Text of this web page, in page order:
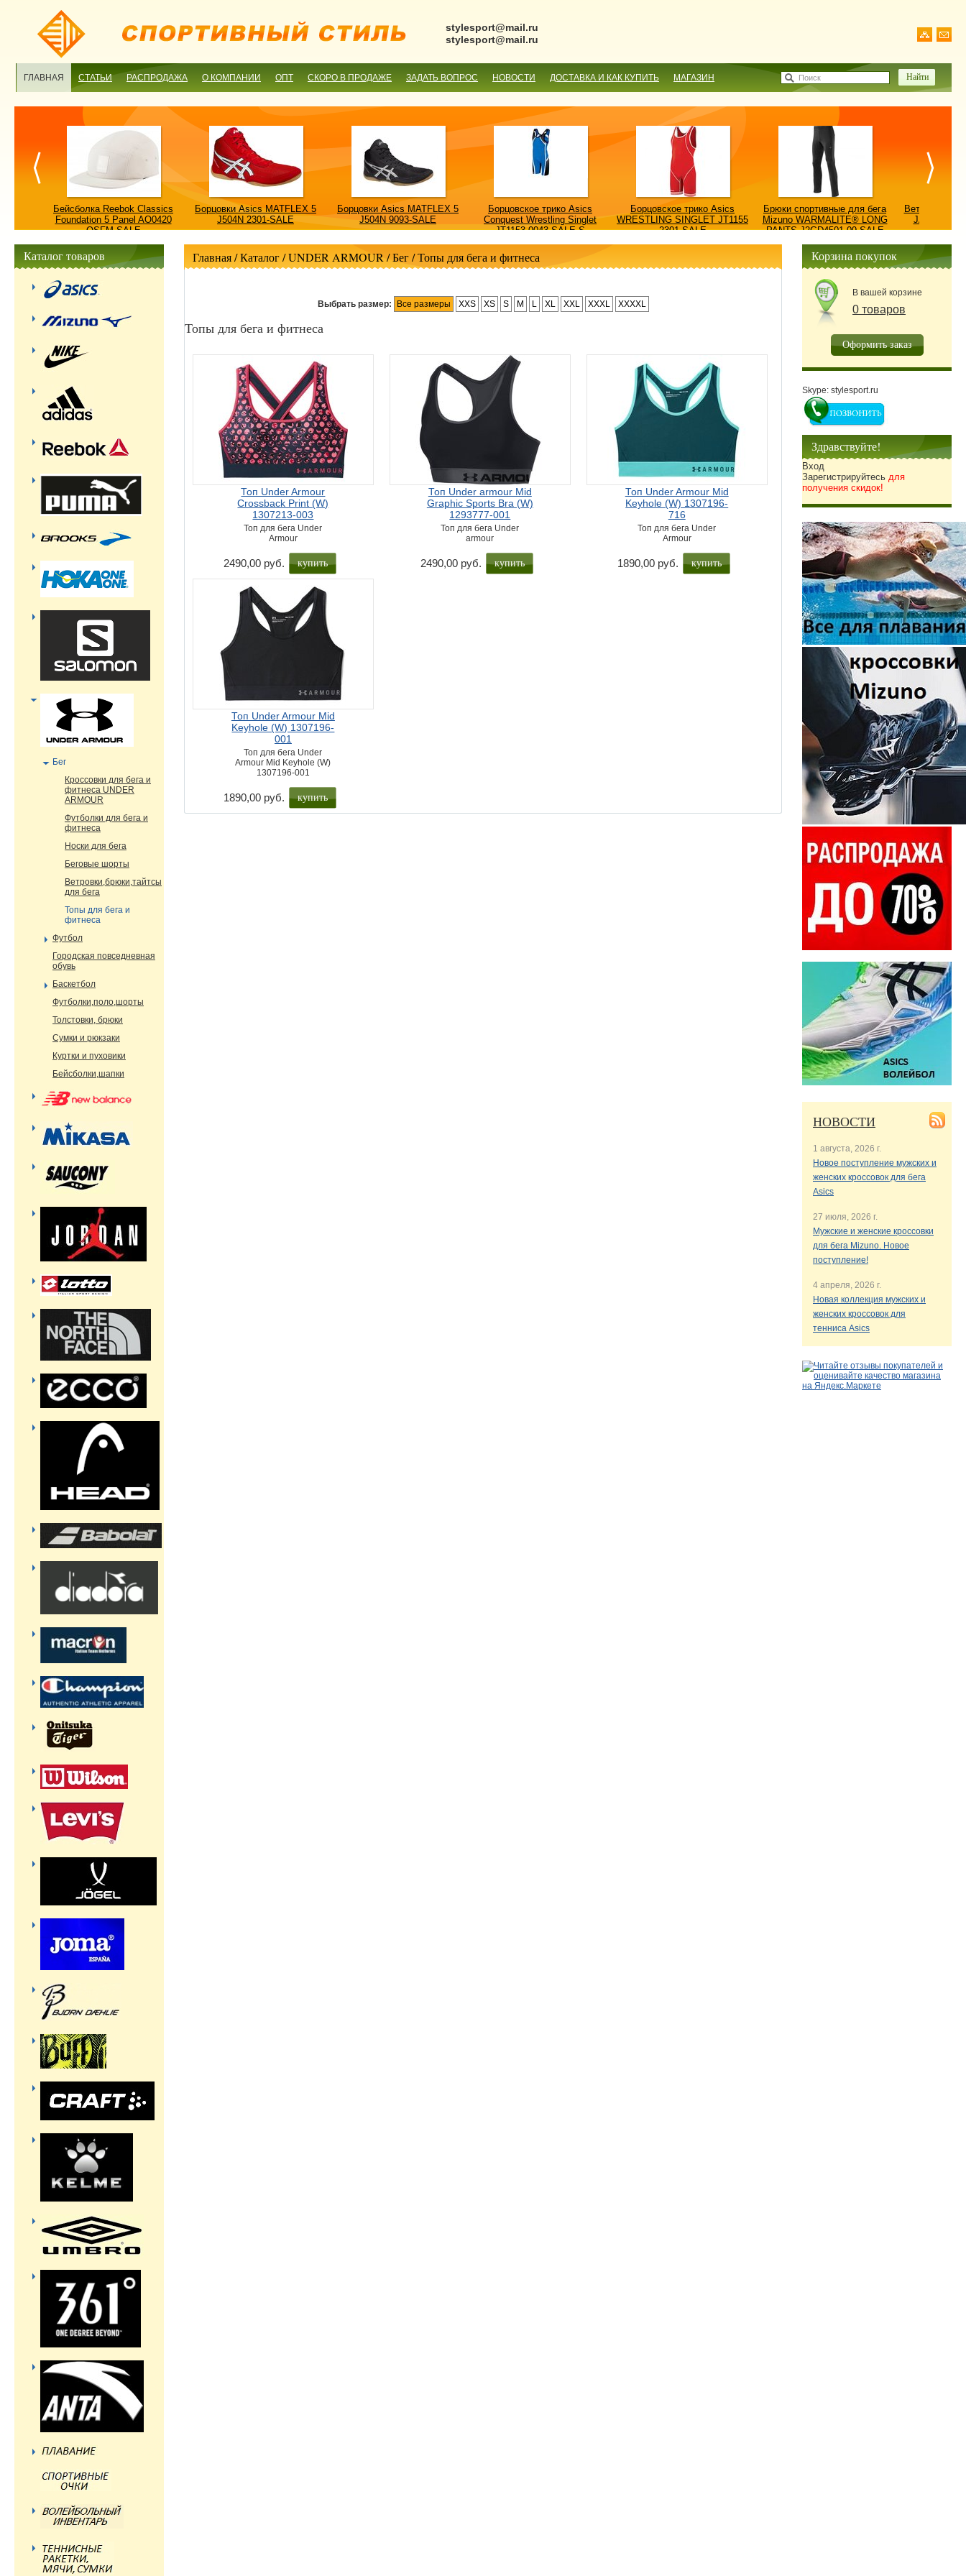
stylesport@mail.ru
stylesport@mail.ru
ГЛАВНАЯ СТАТЬИ РАСПРОДАЖА О КОМПАНИИ ОПТ СКОРО В ПРОДАЖЕ ЗАДАТЬ ВОПРОС НОВОСТИ ДОСТАВКА И КАК КУПИТЬ МАГАЗИН Поиск
Бейсболка Reebok Classics
Foundation 5 Panel AO0420
OSFM-SALE
Борцовки Asics MATFLEX 5
J504N 2301-SALE
Борцовки Asics MATFLEX 5
J504N 9093-SALE
Борцовское трико Asics
Conquest Wrestling Singlet
JT1153 0043-SALE-S
Борцовское трико Asics
WRESTLING SINGLET JT1155
2301-SALE
Брюки спортивные для бега
Mizuno WARMALITE® LONG
PANTS J2GD4501-09-SALE
Ветровка
JACKET/
Главная/ Каталог /UNDER ARMOUR/Бег/Топы для бега и фитнеса
Выбрать размер: Все размеры XXS XS S M L XL XXL XXXL XXXXL
Топы для бега и фитнеса
Топ Under Armour
Crossback Print (W)
1307213-003
Топ для бега Under
Armour
2490,00 руб. купить
Топ Under armour Mid
Graphic Sports Bra (W)
1293777-001
Топ для бега Under
armour
2490,00 руб. купить
Топ Under Armour Mid
Keyhole (W) 1307196-
716
Топ для бега Under
Armour
1890,00 руб. купить
Топ Under Armour Mid
Keyhole (W) 1307196-
001
Топ для бега Under
Armour Mid Keyhole (W)
1307196-001
1890,00 руб. купить
Каталог товаров
Бег
Кроссовки для бега и
фитнеса UNDER
ARMOUR
Футболки для бега и
фитнеса
Носки для бега
Беговые шорты
Ветровки,брюки,тайтсы
для бега
Топы для бега и
фитнеса
Футбол
Городская повседневная
обувь
Баскетбол
Футболки,поло,шорты
Толстовки, брюки
Сумки и рюкзаки
Куртки и пуховики
Бейсболки,шапки
Корзина покупок
В вашей корзине
0 товаров
Оформить заказ
Skype: stylesport.ru
Здравствуйте!
Вход
Зарегистрируйтесь для
получения скидок!
НОВОСТИ
1 августа, 2026 г.
Новое поступление мужских и
женских кроссовок для бега
Asics
27 июля, 2026 г.
Мужские и женские кроссовки
для бега Mizuno. Новое
поступление!
4 апреля, 2026 г.
Новая коллекция мужских и
женских кроссовок для
тенниса Asics